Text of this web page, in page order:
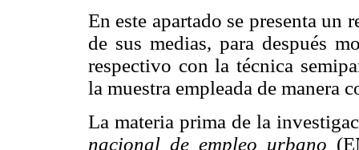
En este apartado se presenta un
de sus medias, para después
respectivo con la técnica
la muestra empleada de manera
La materia prima de la
nacional de empleo urbano